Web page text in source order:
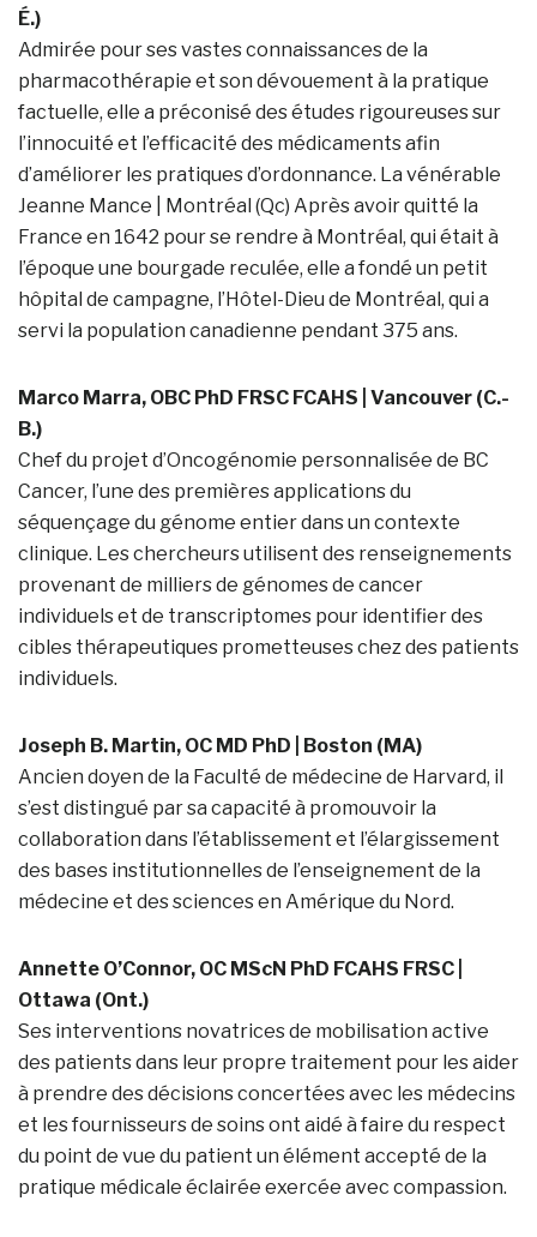
É.)
Admirée pour ses vastes connaissances de la
pharmacothérapie et son dévouement à la pratique
factuelle, elle a préconisé des études rigoureuses sur
l’innocuité et l’efficacité des médicaments afin
d’améliorer les pratiques d’ordonnance. La vénérable
Jeanne Mance | Montréal (Qc) Après avoir quitté la
France en 1642 pour se rendre à Montréal, qui était à
l’époque une bourgade reculée, elle a fondé un petit
hôpital de campagne, l’Hôtel-Dieu de Montréal, qui a
servi la population canadienne pendant 375 ans.
Marco Marra, OBC PhD FRSC FCAHS | Vancouver (C.-
B.)
Chef du projet d’Oncogénomie personnalisée de BC
Cancer, l’une des premières applications du
séquençage du génome entier dans un contexte
clinique. Les chercheurs utilisent des renseignements
provenant de milliers de génomes de cancer
individuels et de transcriptomes pour identifier des
cibles thérapeutiques prometteuses chez des patients
individuels.
Joseph B. Martin, OC MD PhD | Boston (MA)
Ancien doyen de la Faculté de médecine de Harvard, il
s’est distingué par sa capacité à promouvoir la
collaboration dans l’établissement et l’élargissement
des bases institutionnelles de l’enseignement de la
médecine et des sciences en Amérique du Nord.
Annette O’Connor, OC MScN PhD FCAHS FRSC |
Ottawa (Ont.)
Ses interventions novatrices de mobilisation active
des patients dans leur propre traitement pour les aider
à prendre des décisions concertées avec les médecins
et les fournisseurs de soins ont aidé à faire du respect
du point de vue du patient un élément accepté de la
pratique médicale éclairée exercée avec compassion.